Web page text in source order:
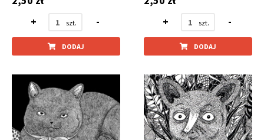
+
-
DODAJ
+
-
DODAJ